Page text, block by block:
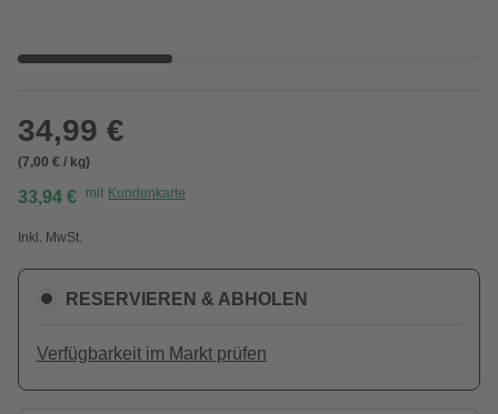
34,99 €
(7,00 € / kg)
33,94 € mit Kundenkarte
Inkl. MwSt.
RESERVIEREN & ABHOLEN
Verfügbarkeit im Markt prüfen